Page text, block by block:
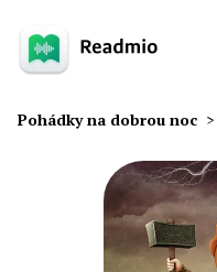
Pohádky na dobrou noc >